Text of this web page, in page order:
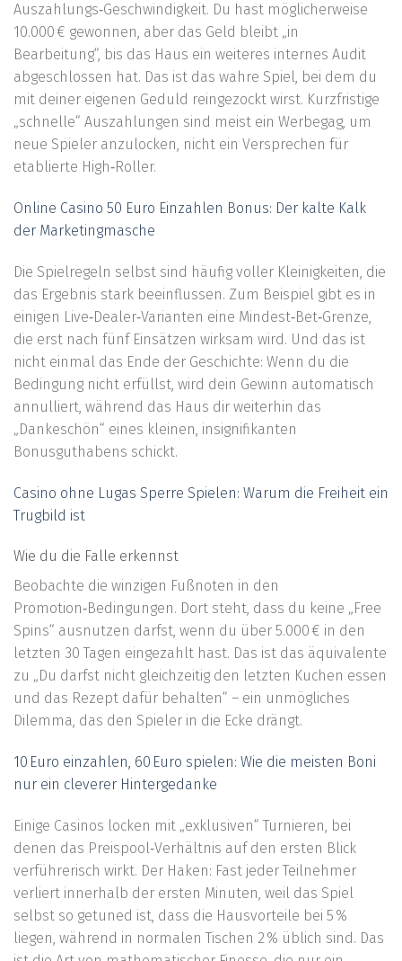
Auszahlungs‑Geschwindigkeit. Du hast möglicherweise
10.000 € gewonnen, aber das Geld bleibt „in
Bearbeitung“, bis das Haus ein weiteres internes Audit
abgeschlossen hat. Das ist das wahre Spiel, bei dem du
mit deiner eigenen Geduld reingezockt wirst. Kurzfristige
„schnelle“ Auszahlungen sind meist ein Werbegag, um
neue Spieler anzulocken, nicht ein Versprechen für
etablierte High‑Roller.
Online Casino 50 Euro Einzahlen Bonus: Der kalte Kalk
der Marketingmasche
Die Spielregeln selbst sind häufig voller Kleinigkeiten, die
das Ergebnis stark beeinflussen. Zum Beispiel gibt es in
einigen Live‑Dealer‑Varianten eine Mindest‑Bet‑Grenze,
die erst nach fünf Einsätzen wirksam wird. Und das ist
nicht einmal das Ende der Geschichte: Wenn du die
Bedingung nicht erfüllst, wird dein Gewinn automatisch
annulliert, während das Haus dir weiterhin das
„Dankeschön“ eines kleinen, insignifikanten
Bonusguthabens schickt.
Casino ohne Lugas Sperre Spielen: Warum die Freiheit ein
Trugbild ist
Wie du die Falle erkennst
Beobachte die winzigen Fußnoten in den
Promotion‑Bedingungen. Dort steht, dass du keine „Free
Spins“ ausnutzen darfst, wenn du über 5.000 € in den
letzten 30 Tagen eingezahlt hast. Das ist das äquivalente
zu „Du darfst nicht gleichzeitig den letzten Kuchen essen
und das Rezept dafür behalten“ – ein unmögliches
Dilemma, das den Spieler in die Ecke drängt.
10 Euro einzahlen, 60 Euro spielen: Wie die meisten Boni
nur ein cleverer Hintergedanke
Einige Casinos locken mit „exklusiven“ Turnieren, bei
denen das Preispool‑Verhältnis auf den ersten Blick
verführerisch wirkt. Der Haken: Fast jeder Teilnehmer
verliert innerhalb der ersten Minuten, weil das Spiel
selbst so getuned ist, dass die Hausvorteile bei 5 %
liegen, während in normalen Tischen 2 % üblich sind. Das